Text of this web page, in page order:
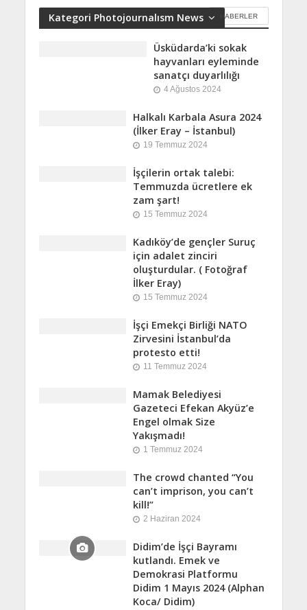
Kategori Photojournalısm News HABERLER
Üsküdarda’ki sokak
hayvanları eyleminde
sanatçı duyarlılığı
4 Ağustos 2024
Halkalı Karbala Asura 2024
(İlker Eray – İstanbul)
19 Temmuz 2024
İşçilerin ortak talebi:
Temmuzda ücretlere ek
zam şart!
15 Temmuz 2024
Kadıköy’de gençler Suruç
için adalet zinciri
oluşturdular. ( Fotoğraf
İlker Eray)
15 Temmuz 2024
İşçi Emekçi Birliği NATO
Zirvesini İstanbul’da
protesto etti!
11 Temmuz 2024
Mamak Belediyesi
Gazeteci Efekan Akyüz’e
Engel olmak Size
Yakışmadı!
1 Temmuz 2024
The crowd chanted “You
can’t imprison, you can’t
kill!”
2 Haziran 2024
Didim’de İşçi Bayramı
kutlandı. Emek ve
Demokrasi Platformu
Didim 1 Mayıs 2024 (Alphan
Koca/ Didim)